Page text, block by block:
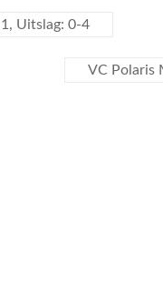
Uitslag: 0-4
VC Polaris